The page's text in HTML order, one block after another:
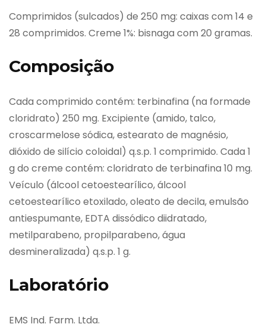
Comprimidos (sulcados) de 250 mg: caixas com 14 e
28 comprimidos. Creme 1%: bisnaga com 20 gramas.
Composição
Cada comprimido contém: terbinafina (na formade
cloridrato) 250 mg. Excipiente (amido, talco,
croscarmelose sódica, estearato de magnésio,
dióxido de silício coloidal) q.s.p. 1 comprimido. Cada 1
g do creme contém: cloridrato de terbinafina 10 mg.
Veículo (álcool cetoestearílico, álcool
cetoestearílico etoxilado, oleato de decila, emulsão
antiespumante, EDTA dissódico diidratado,
metilparabeno, propilparabeno, água
desmineralizada) q.s.p. 1 g.
Laboratório
EMS Ind. Farm. Ltda.